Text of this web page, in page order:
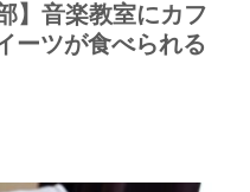
】音楽教室にカフ
ーツが食べられる